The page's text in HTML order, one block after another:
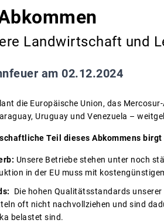
Landwirtschaft und
am 02.12.2024
die Europäische Union, das
Uruguay und Venezuela –
Teil dieses Abkommens
Unsere Betriebe stehen unter noch
in der EU muss mit
Die hohen Qualitätsstandards
oft nicht nachvollziehen und sind
belastet sind.